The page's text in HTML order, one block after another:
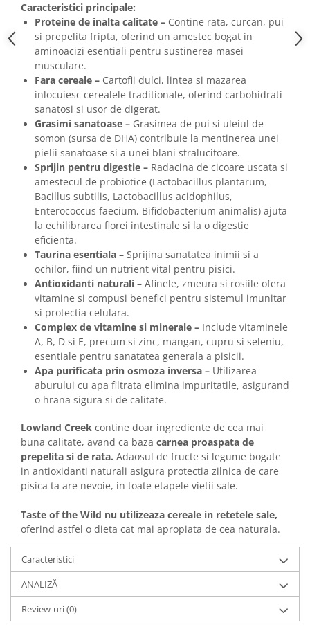
Caracteristici principale:
Proteine de inalta calitate – Contine rata, curcan, pui
si prepelita fripta, oferind un amestec bogat in
aminoacizi esentiali pentru sustinerea masei
musculare.
Fara cereale – Cartofii dulci, lintea si mazarea
inlocuiesc cerealele traditionale, oferind carbohidrati
sanatosi si usor de digerat.
Grasimi sanatoase – Grasimea de pui si uleiul de
somon (sursa de DHA) contribuie la mentinerea unei
pielii sanatoase si a unei blani stralucitoare.
Sprijin pentru digestie – Radacina de cicoare uscata si
amestecul de probiotice (Lactobacillus plantarum,
Bacillus subtilis, Lactobacillus acidophilus,
Enterococcus faecium, Bifidobacterium animalis) ajuta
la echilibrarea florei intestinale si la o digestie
eficienta.
Taurina esentiala – Sprijina sanatatea inimii si a
ochilor, fiind un nutrient vital pentru pisici.
Antioxidanti naturali – Afinele, zmeura si rosiile ofera
vitamine si compusi benefici pentru sistemul imunitar
si protectia celulara.
Complex de vitamine si minerale – Include vitaminele
A, B, D si E, precum si zinc, mangan, cupru si seleniu,
esentiale pentru sanatatea generala a pisicii.
Apa purificata prin osmoza inversa – Utilizarea
aburului cu apa filtrata elimina impuritatile, asigurand
o hrana sigura si de calitate.
Lowland Creek contine doar ingrediente de cea mai
buna calitate, avand ca baza carnea proaspata de
prepelita si de rata. Adaosul de fructe si legume bogate
in antioxidanti naturali asigura protectia zilnica de care
pisica ta are nevoie, in toate etapele vietii sale.
Taste of the Wild nu utilizeaza cereale in retetele sale,
oferind astfel o dieta cat mai apropiata de cea naturala.
Caracteristici
ANALIZĂ
Review-uri(0)